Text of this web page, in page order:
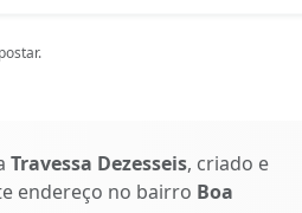
Travessa Dezesseis, criado e
endereço no bairro Boa